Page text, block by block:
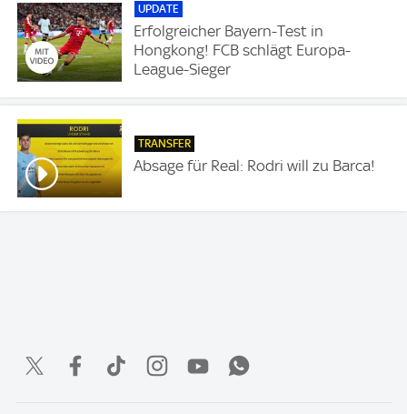
UPDATE
Erfolgreicher Bayern-Test in
Hongkong! FCB schlägt Europa-
League-Sieger
TRANSFER
Absage für Real: Rodri will zu Barca!